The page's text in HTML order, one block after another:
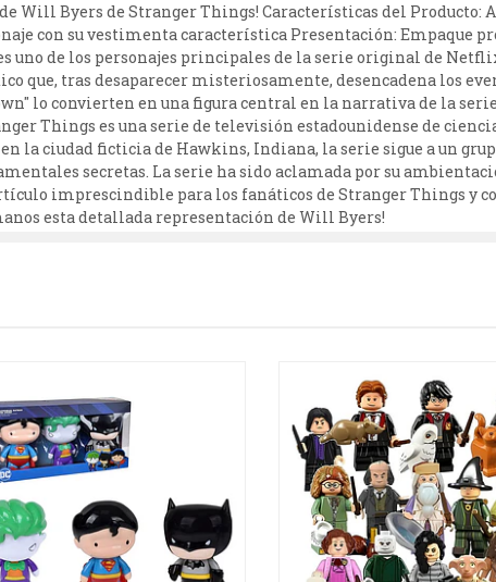
Will Byers de Stranger Things! Características del Producto:
con su vestimenta característica Presentación: Empaque
uno de los personajes principales de la serie original de
que, tras desaparecer misteriosamente, desencadena los
lo convierten en una figura central en la narrativa de la
Things es una serie de televisión estadounidense de
la ciudad ficticia de Hawkins, Indiana, la serie sigue a un
secretas. La serie ha sido aclamada por su
imprescindible para los fanáticos de Stranger Things y
esta detallada representación de Will Byers!